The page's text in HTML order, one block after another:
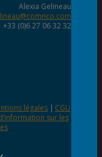
Alexia Gelineau
+33 (0)6 27 06 32 32
légales| CGU
sur les